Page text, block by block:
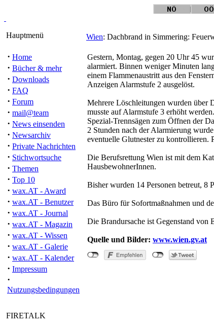
Hauptmenü
· Home
· Bücher & mehr
· Downloads
· FAQ
· Forum
· mail@team
· News einsenden
· Newsarchiv
· Private Nachrichten
· Stichwortsuche
· Themen
· Top 10
· wax.AT - Award
· wax.AT - Benutzer
· wax.AT - Journal
· wax.AT - Magazin
· wax.AT - Wissen
· wax.AT - Galerie
· wax.AT - Kalender
· Impressum
·
Nutzungsbedingungen
FIRETALK
Wien: Dachbrand in Simmering:
Gestern, Montag, gegen 20 Uhr 45
alarmiert. Binnen weniger Minuten
einem Flammenaustritt aus den
Anzeigen Alarmstufe 2 ausgelöst.
Mehrere Löschleitungen wurden über
musste auf Alarmstufe 3 erhöht
Spezial-Trennsägen zum Öffnen der
2 Stunden nach der Alarmierung
eventuelle Glutnester zu kontrollieren.
Die Berufsrettung Wien ist mit dem
HausbewohnerInnen.
Bisher wurden 14 Personen betreut, 8
Das Büro für Sofortmaßnahmen und
Die Brandursache ist Gegenstand von
Quelle und Bilder: www.wien.gv.at